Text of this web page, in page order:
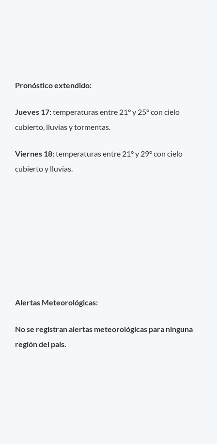
Pronóstico extendido:
Jueves 17:temperaturas entre 21° y 25° con cielo
cubierto, lluvias y tormentas.
Viernes 18:temperaturas entre 21° y 29° con cielo
cubierto y lluvias.
Alertas Meteorológicas:
No se registran alertas meteorológicas para ninguna
región del país.